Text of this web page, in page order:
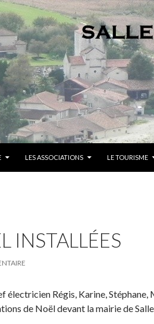
LES ASSOCIATIONS LE TOURISME
INSTALLÉES
électricien Régis, Karine, Stéphane,
de Noël devant la mairie de